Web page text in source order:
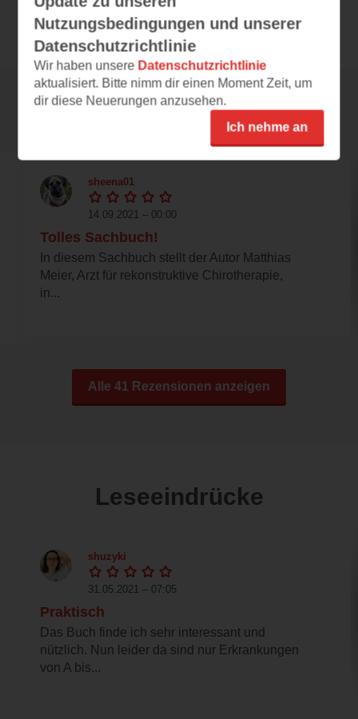
Format
Rezensionen
sheena01
14.09.2021 – 00:00
Tolles Sachbuch!
In diesem Sachbuch stellt der Autor Matthias
Meier, Arzt für rekonstruktive Chirotherapie,
in...
Alle 41 Rezensionen anzeigen
Leseeindrücke
shuzyki
31.05.2021 – 07:05
Praktisch
Das Buch finde ich sehr interessant und
nützlich. Nun leider da sind nur Erkrankungen
von A bis...
Nutzungsbedingungen und unserer
Datenschutzrichtlinie
Wir haben unsere Datenschutzrichtlinie
aktualisiert. Bitte nimm dir einen Moment Zeit, um
dir diese Neuerungen anzusehen.
Ich nehme an